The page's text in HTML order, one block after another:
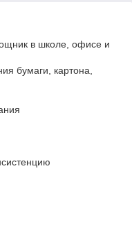
в школе, офисе и
бумаги, картона,